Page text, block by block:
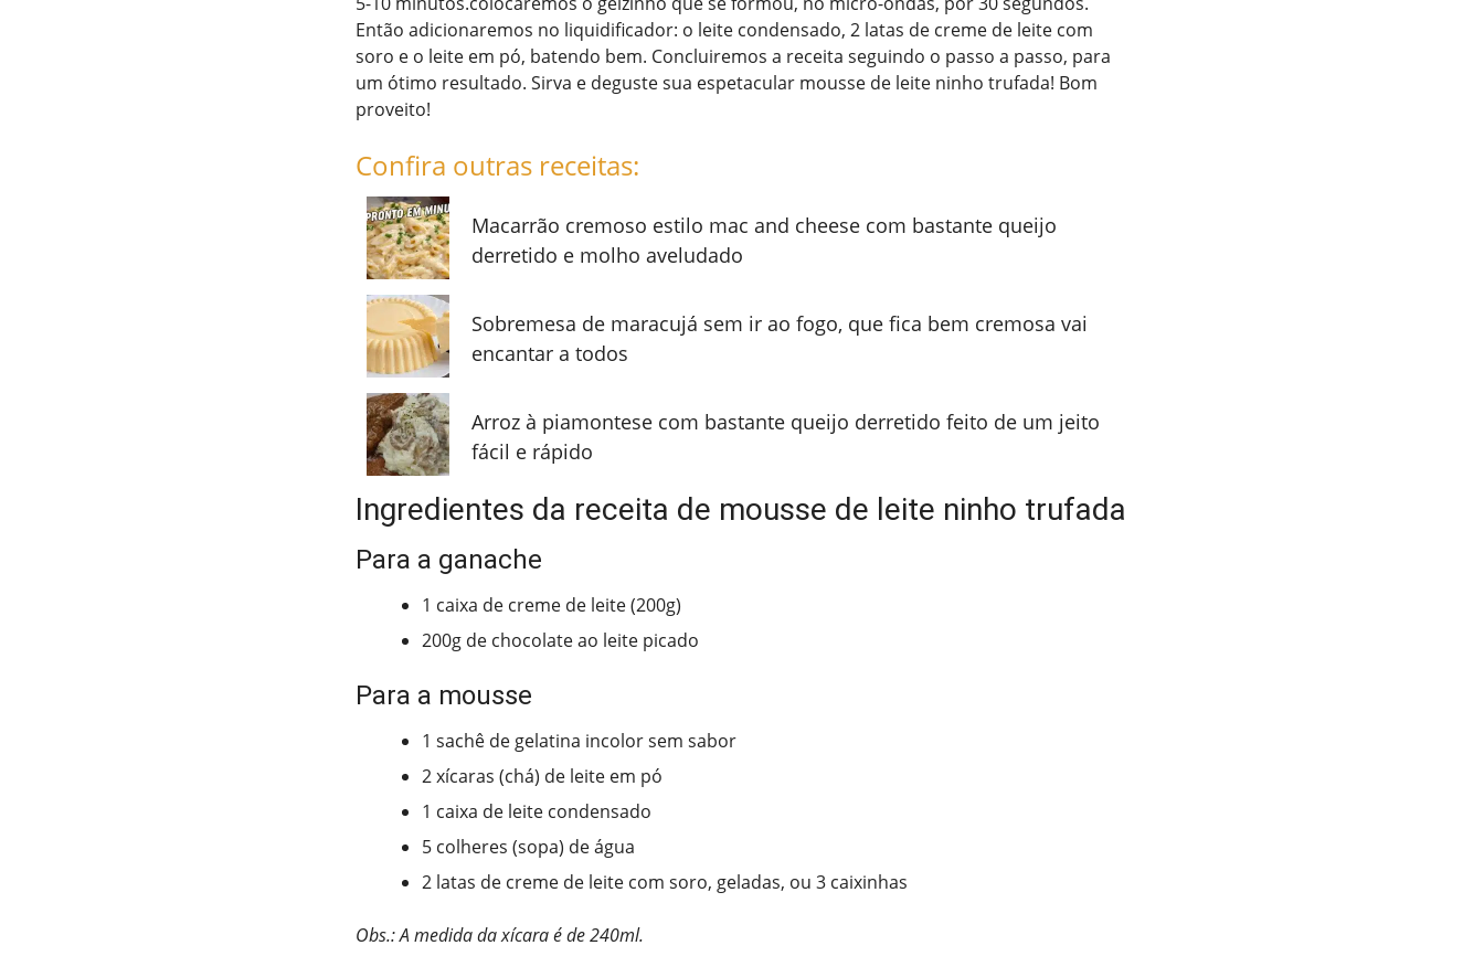
Então adicionaremos no liquidificador: o leite condensado, 2 latas de creme de leite com
soro e o leite em pó, batendo bem. Concluiremos a receita seguindo o passo a passo, para
um ótimo resultado. Sirva e deguste sua espetacular mousse de leite ninho trufada! Bom
proveito!
Confira outras receitas:
Macarrão cremoso estilo mac and cheese com bastante queijo
derretido e molho aveludado
Sobremesa de maracujá sem ir ao fogo, que fica bem cremosa vai
encantar a todos
Arroz à piamontese com bastante queijo derretido feito de um jeito
fácil e rápido
Ingredientes da receita de mousse de leite ninho trufada
Para a ganache
1 caixa de creme de leite (200g)
200g de chocolate ao leite picado
Para a mousse
1 sachê de gelatina incolor sem sabor
2 xícaras (chá) de leite em pó
1 caixa de leite condensado
5 colheres (sopa) de água
2 latas de creme de leite com soro, geladas, ou 3 caixinhas
Obs.: A medida da xícara é de 240ml.